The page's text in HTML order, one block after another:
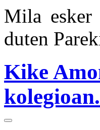
Mila esker
duten
Kike